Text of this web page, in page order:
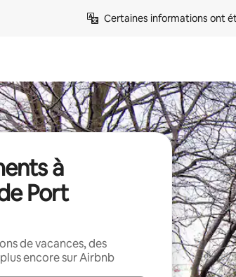
Certaines informations ont
à
Port
de vacances, des
encore sur Airbnb